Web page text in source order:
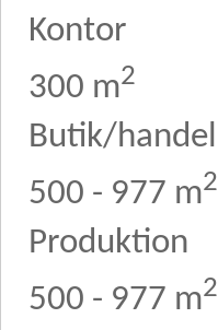
Kontor
300 m2
Butik/handel
500 - 977 m2
Produktion
500 - 977 m2